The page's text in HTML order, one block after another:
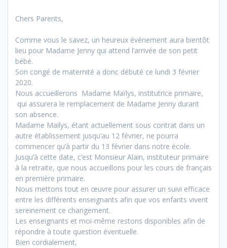
Chers Parents,
Comme vous le savez, un heureux événement aura bientôt
lieu pour Madame Jenny qui attend l’arrivée de son petit
bébé.
Son congé de maternité a donc débuté ce lundi 3 février
2020.
Nous accueillerons Madame Maïlys, institutrice primaire,
qui assurera le remplacement de Madame Jenny durant
son absence.
Madame Mailys, étant actuellement sous contrat dans un
autre établissement jusqu’au 12 février, ne pourra
commencer qu’à partir du 13 février dans notre école.
Jusqu’à cette date, c’est Monsieur Alain, instituteur primaire
à la retraite, que nous accueillons pour les cours de français
en première primaire.
Nous mettons tout en œuvre pour assurer un suivi efficace
entre les différents enseignants afin que vos enfants vivent
sereinement ce changement.
Les enseignants et moi-même restons disponibles afin de
répondre à toute question éventuelle.
Bien cordialement,